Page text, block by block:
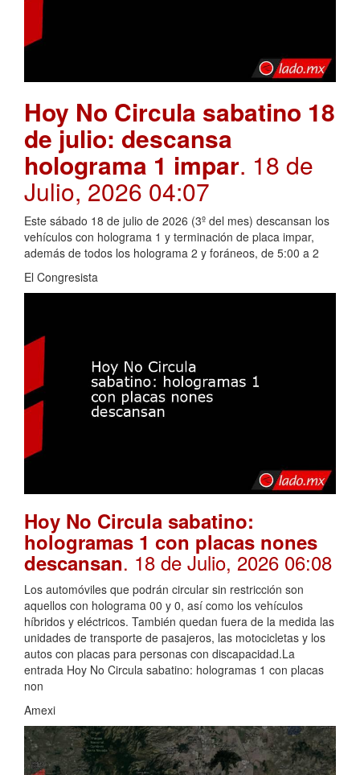
Hoy No Circula sabatino 18
de julio: descansa
holograma 1 impar. 18 de
Julio, 2026 04:07
Este sábado 18 de julio de 2026 (3º del mes) descansan los
vehículos con holograma 1 y terminación de placa impar,
además de todos los holograma 2 y foráneos, de 5:00 a 2
El Congresista
Hoy No Circula sabatino:
hologramas 1 con placas nones
descansan. 18 de Julio, 2026 06:08
Los automóviles que podrán circular sin restricción son
aquellos con holograma 00 y 0, así como los vehículos
híbridos y eléctricos. También quedan fuera de la medida las
unidades de transporte de pasajeros, las motocicletas y los
autos con placas para personas con discapacidad.La
entrada Hoy No Circula sabatino: hologramas 1 con placas
non
Amexi